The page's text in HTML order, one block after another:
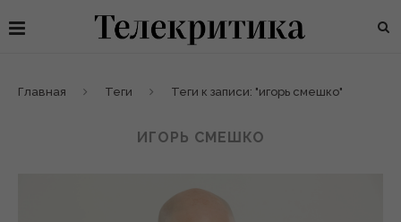
Главная Теги Теги к записи: "игорь смешко"
ИГОРЬ СМЕШКО